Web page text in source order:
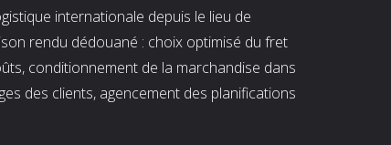
internationale depuis le lieu de
rendu dédouané : choix optimisé du fret
conditionnement de la marchandise dans
des clients, agencement des planifications